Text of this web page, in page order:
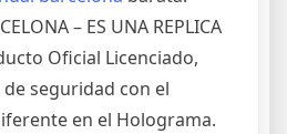
– ES UNA REPLICA
Oficial Licenciado,
seguridad con el
en el Holograma.